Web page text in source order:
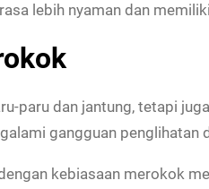
lebih nyaman dan
paru dan jantung, tetapi
gangguan penglihatan
kebiasaan merokok